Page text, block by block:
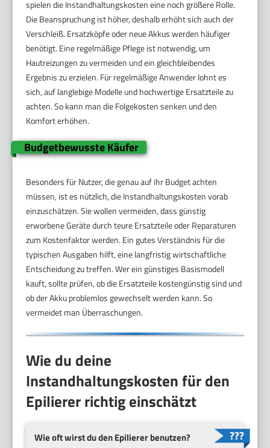
spielen die Instandhaltungskosten eine noch größere Rolle.
Die Beanspruchung ist höher, deshalb erhöht sich auch der
Verschleiß. Ersatzköpfe oder neue Akkus werden häufiger
benötigt. Eine regelmäßige Pflege ist notwendig, um
Hautreizungen zu vermeiden und ein gleichbleibendes
Ergebnis zu erzielen. Für regelmäßige Anwender lohnt es
sich, auf langlebige Modelle und hochwertige Ersatzteile zu
achten. So kann man die Folgekosten senken und den
Komfort erhöhen.
Budgetbewusste Käufer
Besonders für Nutzer, die genau auf ihr Budget achten
müssen, ist es nützlich, die Instandhaltungskosten vorab
einzuschätzen. Sie wollen vermeiden, dass günstig
erworbene Geräte durch teure Ersatzteile oder Reparaturen
zum Kostenfaktor werden. Ein gutes Verständnis für die
typischen Ausgaben hilft, eine langfristig wirtschaftliche
Entscheidung zu treffen. Wer ein günstiges Basismodell
kauft, sollte prüfen, ob die Ersatzteile kostengünstig sind und
ob der Akku problemlos gewechselt werden kann. So
vermeidet man Überraschungen.
Wie du deine
Instandhaltungskosten für den
Epilierer richtig einschätzt
Wie oft wirst du den Epilierer benutzen?